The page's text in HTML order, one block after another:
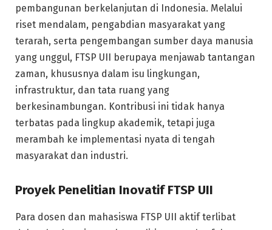
pembangunan berkelanjutan di Indonesia. Melalui
riset mendalam, pengabdian masyarakat yang
terarah, serta pengembangan sumber daya manusia
yang unggul, FTSP UII berupaya menjawab tantangan
zaman, khususnya dalam isu lingkungan,
infrastruktur, dan tata ruang yang
berkesinambungan. Kontribusi ini tidak hanya
terbatas pada lingkup akademik, tetapi juga
merambah ke implementasi nyata di tengah
masyarakat dan industri.
Proyek Penelitian Inovatif FTSP UII
Para dosen dan mahasiswa FTSP UII aktif terlibat